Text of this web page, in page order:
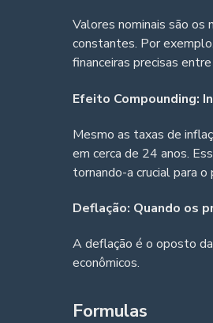
Valores nominais são os
constantes. Por
financeiras precisas
Efeito Compounding:
Mesmo as taxas de
em cerca de 24 anos.
tornando-a crucial para
Deflação: Quando os
A deflação é o oposto
econômicos.
Formulas